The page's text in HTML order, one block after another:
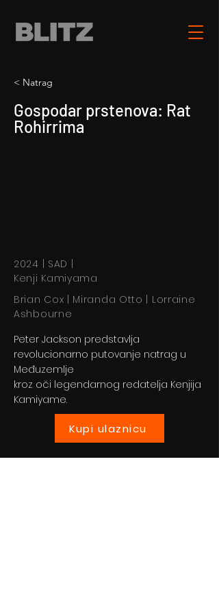
< Natrag
Gospodar prstenova: Rat
Rohirrima
2024 | SAD |
Kenji Kamiyama
Brian Cox | Miranda Otto | Lorraine
Ashbourne
Peter Jackson predstavlja
revolucionarno putovanje natrag u
Međuzemlje
kroz oči legendarnog redatelja Kenjija
Kamiyame.
Kupi ulaznicu